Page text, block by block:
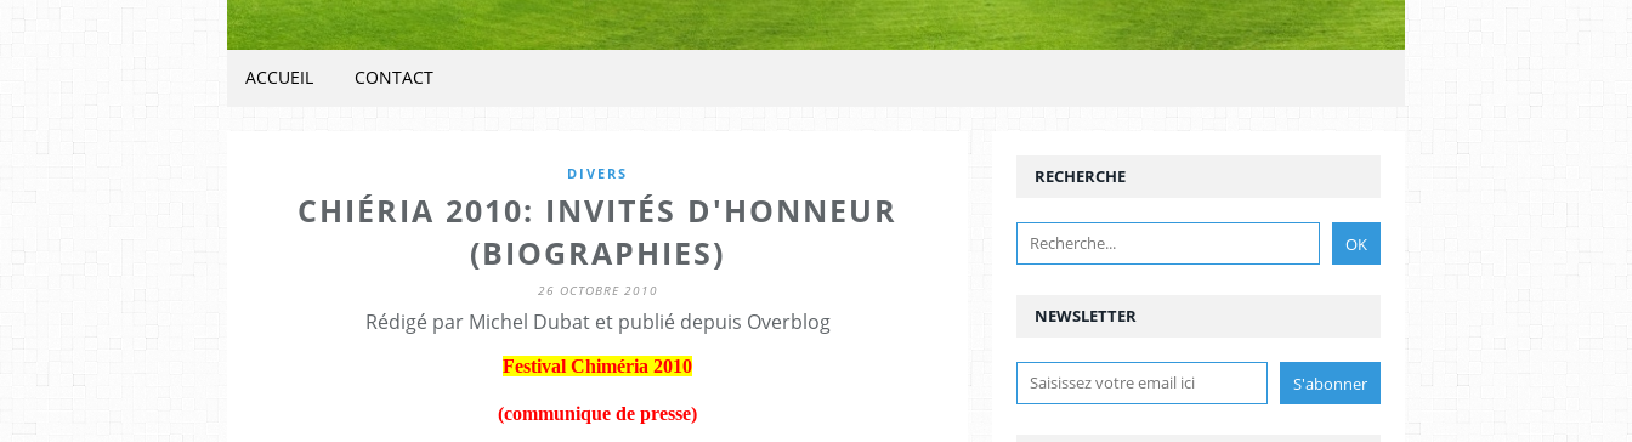
ACCUEIL CONTACT
DIVERS
CHIÉRIA 2010: INVITÉS D'HONNEUR
(BIOGRAPHIES)
26 OCTOBRE 2010
Rédigé par Michel Dubat et publié depuis Overblog
Festival Chiméria 2010
(communique de presse)
NEWSLETTER
RECHERCHE